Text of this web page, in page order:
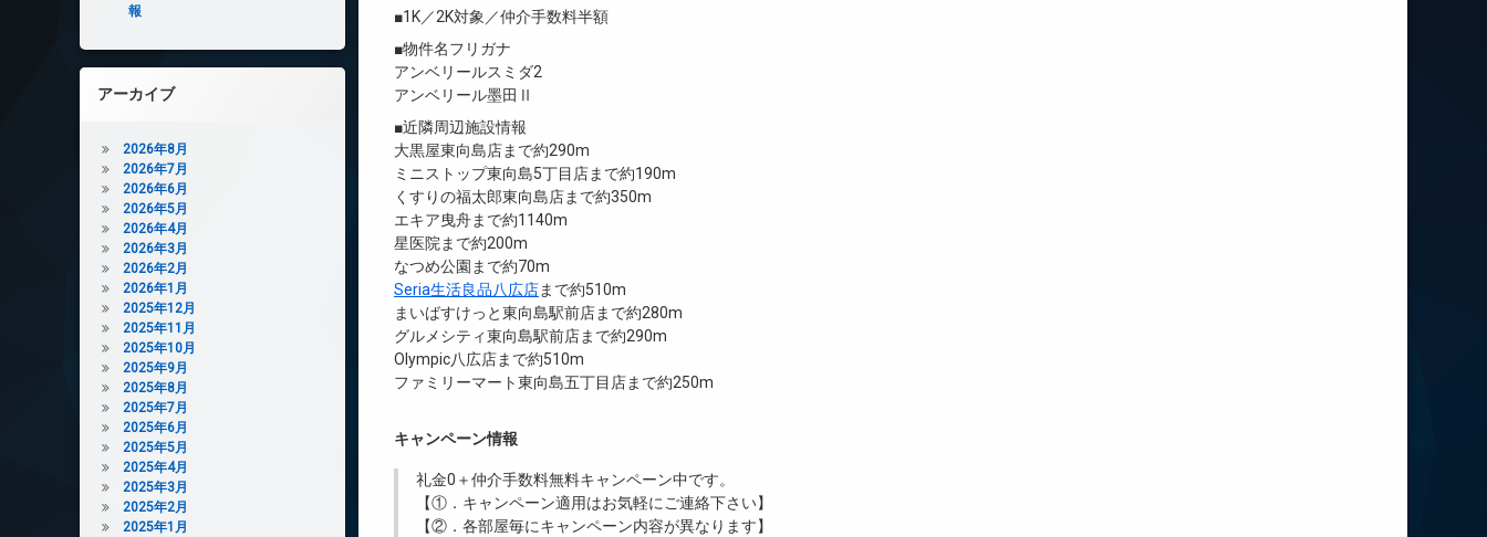
■1K／2K対象／仲介手数料半額
■物件名フリガナ
アンベリールスミダ2
アンベリール墨田Ⅱ
■近隣周辺施設情報
大黒屋東向島店まで約290m
ミニストップ東向島5丁目店まで約190m
くすりの福太郎東向島店まで約350m
エキア曳舟まで約1140m
星医院まで約200m
なつめ公園まで約70m
Seria生活良品八広店まで約510m
まいばすけっと東向島駅前店まで約280m
グルメシティ東向島駅前店まで約290m
Olympic八広店まで約510m
ファミリーマート東向島五丁目店まで約250m
キャンペーン情報
礼金0 ＋仲介手数料無料キャンペーン中です。
【①．キャンペーン適用はお気軽にご連絡下さい】
【②．各部屋毎にキャンペーン内容が異なります】
報
アーカイブ
2026年8月
2026年7月
2026年6月
2026年5月
2026年4月
2026年3月
2026年2月
2026年1月
2025年12月
2025年11月
2025年10月
2025年9月
2025年8月
2025年7月
2025年6月
2025年5月
2025年4月
2025年3月
2025年2月
2025年1月